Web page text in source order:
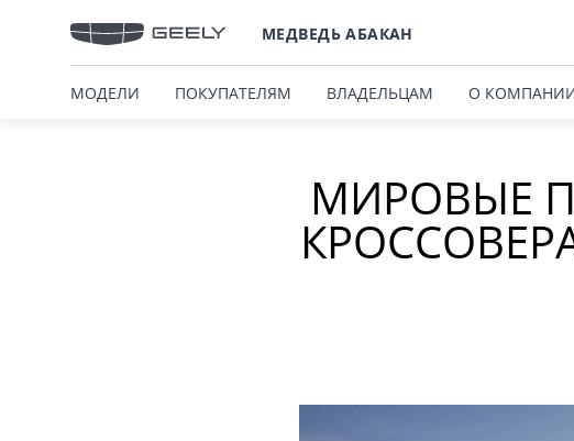
МЕДВЕДЬ АБАКАН
МОДЕЛИ ПОКУПАТЕЛЯМ ВЛАДЕЛЬЦАМ О
МИРОВЫЕ